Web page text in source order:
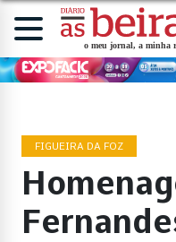
FIGUEIRA DA FOZ